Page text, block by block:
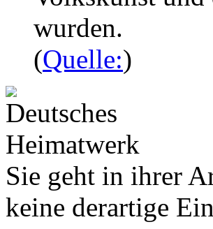
wurden.
(Quelle:)
Sie geht in ihrer
keine derartige